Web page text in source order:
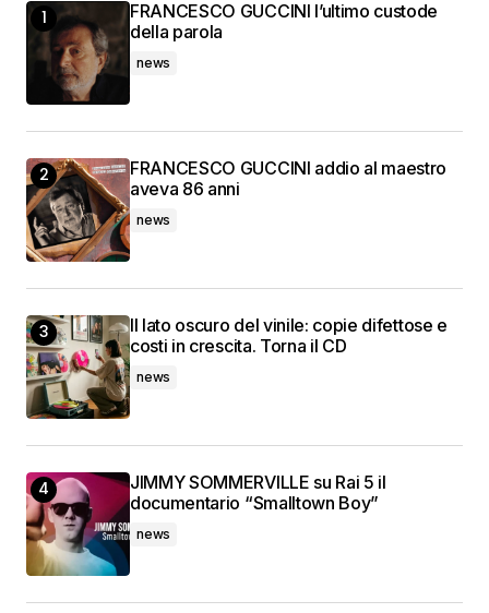
FRANCESCO GUCCINI l’ultimo custode
della parola
news
FRANCESCO GUCCINI addio al maestro
aveva 86 anni
news
Il lato oscuro del vinile: copie difettose e
costi in crescita. Torna il CD
news
JIMMY SOMMERVILLE su Rai 5 il
documentario “Smalltown Boy”
news